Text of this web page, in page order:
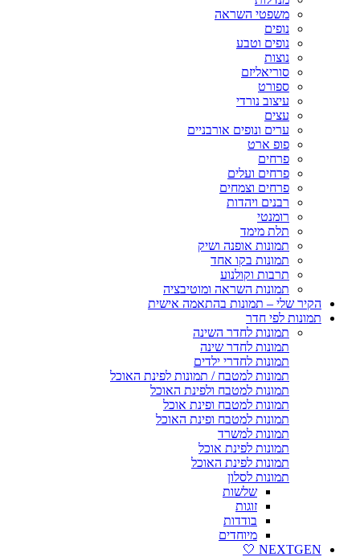
משפטי השראה
נופים
נופים וטבע
נוצות
סוריאליזם
ספורט
עיצוב נורדי
עצים
ערים ונופים אורבניים
פופ ארט
פרחים
פרחים ועלים
פרחים וצמחים
רבנים ויהדות
רומנטי
תלת מימד
תמונות אופנה ושיק
תמונות בקו אחד
תרבות וקולנוע
תמונות השראה ומוטיבציה
הקיר שלי – תמונות בהתאמה אישית
תמונות לפי חדר
תמונות לחדר השינה
תמונות לחדר שינה
תמונות לחדרי ילדים
תמונות למטבח / תמונות לפינת האוכל
תמונות למטבח ולפינת האוכל
תמונות למטבח ופינת אוכל
תמונות למטבח ופינת האוכל
תמונות למשרד
תמונות לפינת אוכל
תמונות לפינת האוכל
תמונות לסלון
שלשות
זוגות
בודדות
מיוחדים
NEXTGEN 🤍